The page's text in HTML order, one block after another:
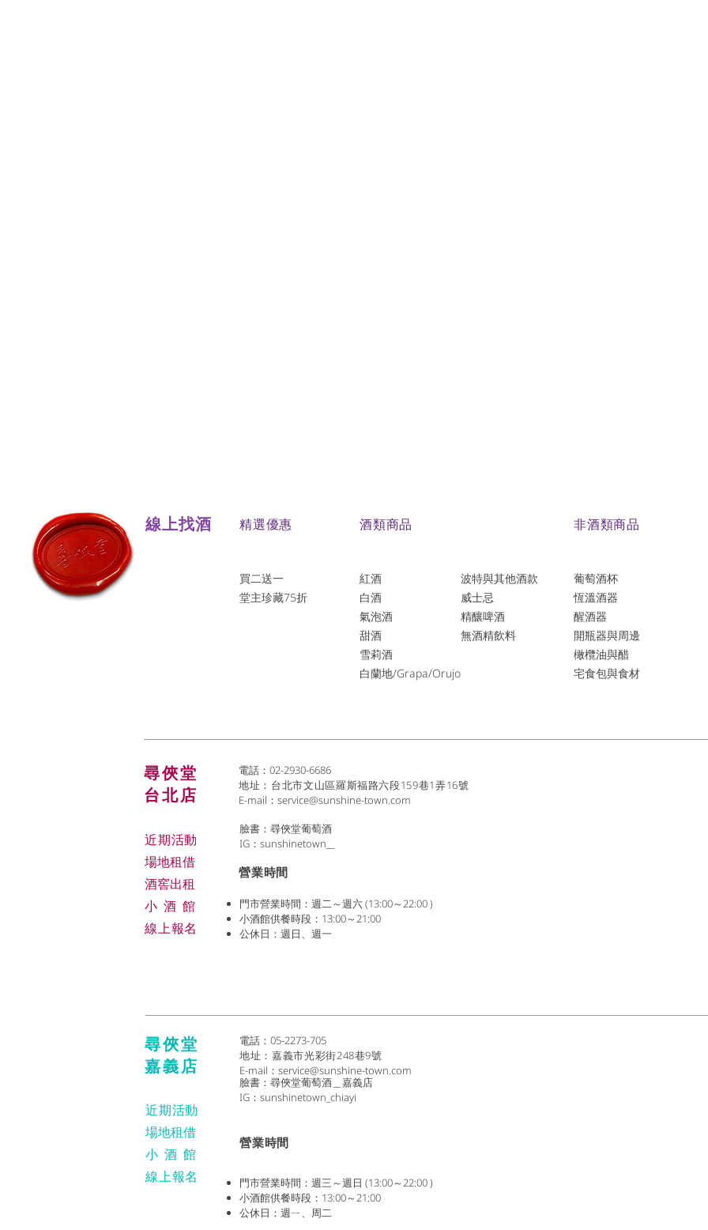
線上找酒 ​精選優惠 酒類商品
買二送一
堂主珍藏75折
紅酒
白酒
氣泡酒
​甜酒
雪莉酒
白蘭地/Grapa/Orujo
波特與其他酒款
威士忌
精釀啤酒
​無酒精飲料
非酒類商品
葡萄酒杯
恆溫酒器
醒酒器
開瓶器與周邊
橄欖油與醋
宅食包與食材
尋俠堂
台北店
近期活動
場地租借
​酒窖出租
小酒 館
線上報名
電話：02-2930-6686
地址：台北市文山區羅斯福路六段159巷1弄16號
E-mail： service@sunshine-town.com
臉書：尋俠堂葡萄酒
IG：sunshinetown__
​營業時間
門市營業時間：週二～週六 (13:00～22:00 )
小酒館供餐時段：13:00～21:00
公休日：週日、週一
尋俠堂
嘉義店
電話：05-2273-705
地址： 嘉義市光彩街248巷9號
E-mail： service@sunshine-town.com
近期活動
場地租借
小酒 館
線上報名
​營業時間
門市營業時間：週三～週日 (13:00～22:00 )
小酒館供餐時段：13:00～21:00
公休日：週ㄧ、周二
臉書：尋俠堂葡萄酒＿嘉義店
IG：sunshinetown_chiayi